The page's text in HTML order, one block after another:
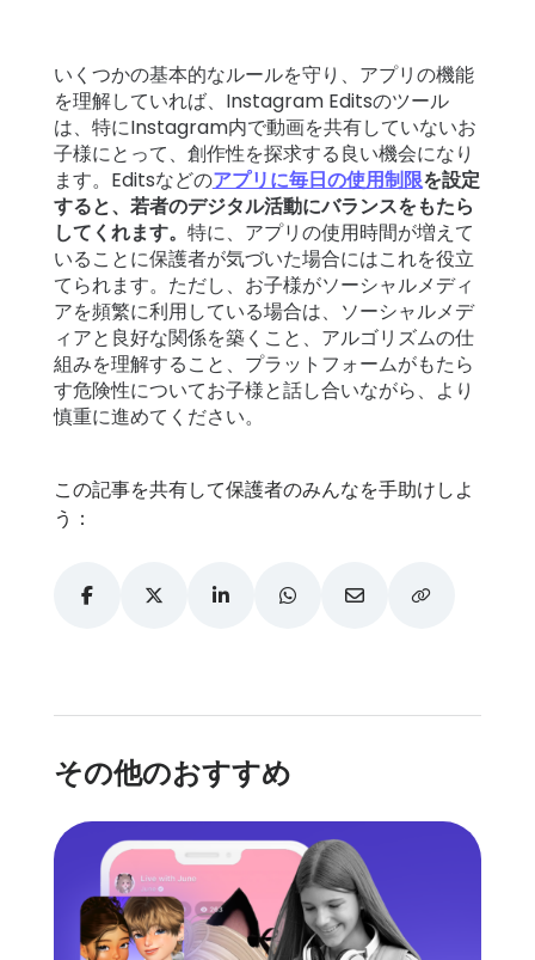
いくつかの基本的なルールを守り、アプリの機能
を理解していれば、Instagram Editsのツール
は、特にInstagram内で動画を共有していないお
子様にとって、創作性を探求する良い機会になり
ます。Editsなどのアプリに毎日の使用制限を設定
すると、若者のデジタル活動にバランスをもたら
してくれます。 特に、アプリの使用時間が増えて
いることに保護者が気づいた場合にはこれを役立
てられます。ただし、お子様がソーシャルメディ
アを頻繁に利用している場合は、ソーシャルメデ
ィアと良好な関係を築くこと、アルゴリズムの仕
組みを理解すること、プラットフォームがもたら
す危険性についてお子様と話し合いながら、より
慎重に進めてください。
この記事を共有して保護者のみんなを手助けしよ
う：
その他のおすすめ